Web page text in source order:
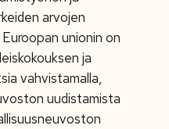
arvojen
unionin on
ja
vahvistamalla,
uudistamista